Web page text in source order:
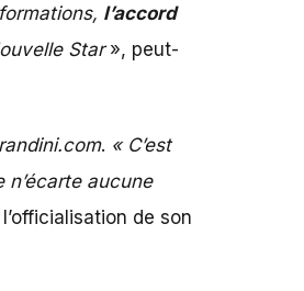
l’accord
Star», peut-
. « C’est
aucune
de son